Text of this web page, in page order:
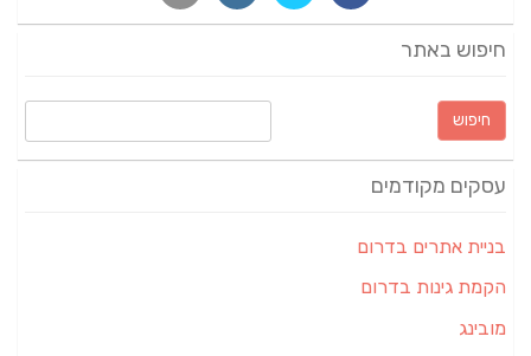
חיפוש באתר
חיפוש:
עסקים מקודמים
בניית אתרים בדרום
הקמת גינות בדרום
מובינג